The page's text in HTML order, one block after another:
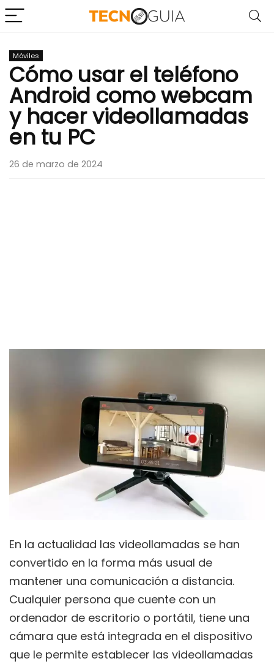
Móviles
Cómo usar el teléfono
Android como webcam
y hacer videollamadas
en tu PC
26 de marzo de 2024
En la actualidad las videollamadas se han
convertido en la forma más usual de
mantener una comunicación a distancia.
Cualquier persona que cuente con un
ordenador de escritorio o portátil, tiene una
cámara que está integrada en el dispositivo
que le permite establecer las videollamadas